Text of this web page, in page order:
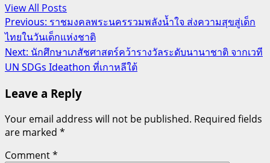
View All Posts
Post
navigation
Previous: ราชมงคลพระนครรวมพลังน้ำใจ ส่งความสุขสู่เด็ก
ไทยในวันเด็กแห่งชาติ
Next: นักศึกษาเภสัชศาสตร์คว้ารางวัลระดับนานาชาติ จากเวที
UN SDGs Ideathon ที่เกาหลีใต้
Leave a Reply
Your email address will not be published. Required fields
are marked *
Comment*